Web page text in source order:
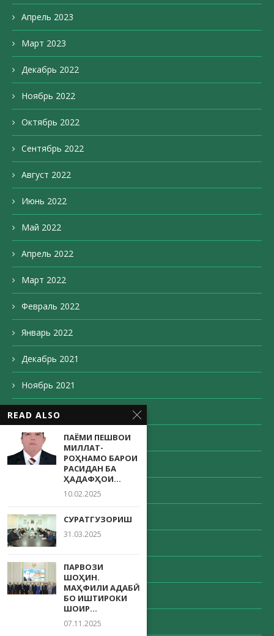
Апрель 2023
Март 2023
Декабрь 2022
Ноябрь 2022
Октябрь 2022
Сентябрь 2022
Август 2022
Июнь 2022
Май 2022
Апрель 2022
Март 2022
Февраль 2022
Январь 2022
Декабрь 2021
Ноябрь 2021
Октябрь 2021
Сентябрь 2021
Август 2021
Апрель 2021
Март 2021
Февраль 2021
Декабрь 2020
Ноябрь 2020
READ ALSO
ПАЁМИ ПЕШВОИ
МИЛЛАТ-
РОҲНАМО БАРОИ
РАСИДАН БА
ҲАДАФҲОИ...
10.02.2025
СУРАТГУЗОРИШ
31.03.2025
ПАРВОЗИ
ШОҲИН.
МАҲФИЛИ АДАБӢ
БО ИШТИРОКИ
ШОИР...
07.11.2025